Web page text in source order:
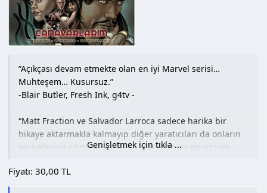
Sayfa Sayısı : 144
“Açıkçası devam etmekte olan en iyi Marvel serisi…
Muhteşem… Kusursuz.”
-Blair Butler, Fresh Ink, g4tv -
“Matt Fraction ve Salvador Larroca sadece harika bir
hikaye aktarmakla kalmayıp diğer yaratıcıları da onların
seviyelerine çıkmaya zorlayan Marvel’ın en muazzam
-Blair Butler, Fresh Ink, g4tv-
Genişletmek için tıkla ...
Fiyatı: 30,00 TL